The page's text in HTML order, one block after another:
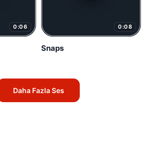
0:06 0:08
Snaps
Daha Fazla Ses